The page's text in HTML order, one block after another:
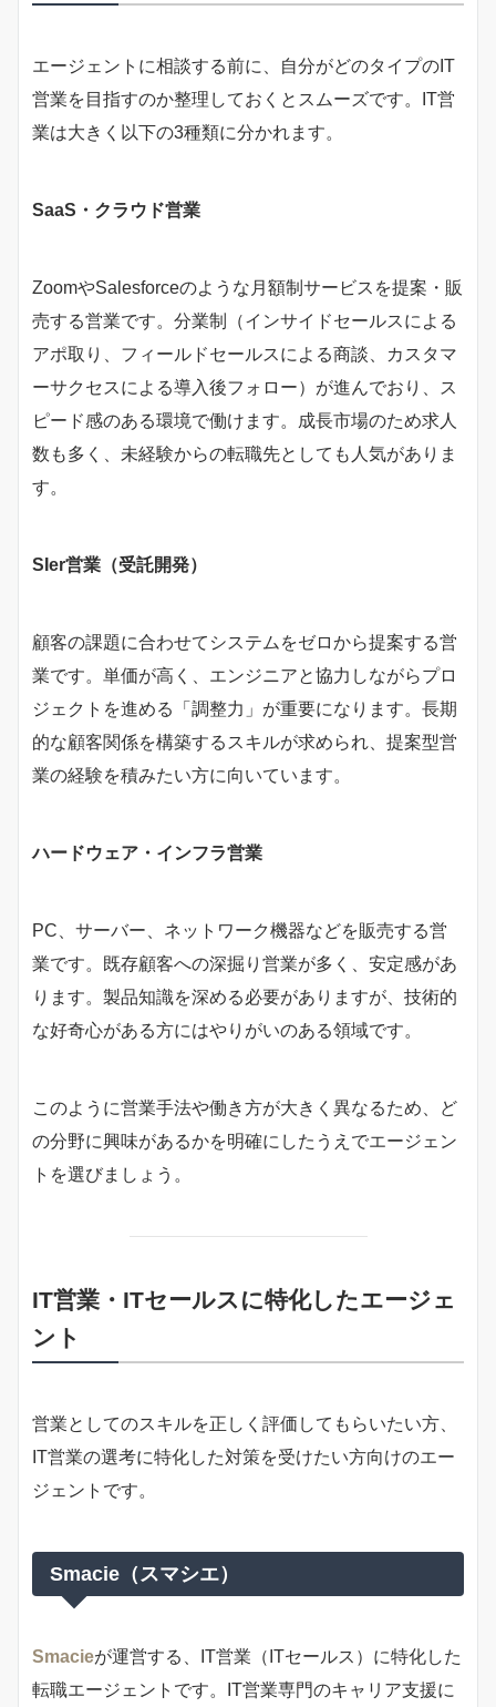
エージェントに相談する前に、自分がどのタイプのIT
営業を目指すのか整理しておくとスムーズです。IT営
業は大きく以下の3種類に分かれます。
SaaS・クラウド営業
ZoomやSalesforceのような月額制サービスを提案・販
売する営業です。分業制（インサイドセールスによる
アポ取り、フィールドセールスによる商談、カスタマ
ーサクセスによる導入後フォロー）が進んでおり、ス
ピード感のある環境で働けます。成長市場のため求人
数も多く、未経験からの転職先としても人気がありま
す。
SIer営業（受託開発）
顧客の課題に合わせてシステムをゼロから提案する営
業です。単価が高く、エンジニアと協力しながらプロ
ジェクトを進める「調整力」が重要になります。長期
的な顧客関係を構築するスキルが求められ、提案型営
業の経験を積みたい方に向いています。
ハードウェア・インフラ営業
PC、サーバー、ネットワーク機器などを販売する営
業です。既存顧客への深掘り営業が多く、安定感があ
ります。製品知識を深める必要がありますが、技術的
な好奇心がある方にはやりがいのある領域です。
このように営業手法や働き方が大きく異なるため、ど
の分野に興味があるかを明確にしたうえでエージェン
トを選びましょう。
IT営業・ITセールスに特化したエージェ
ント
営業としてのスキルを正しく評価してもらいたい方、
IT営業の選考に特化した対策を受けたい方向けのエー
ジェントです。
Smacie（スマシエ）
Smacieが運営する、IT営業（ITセールス）に特化した
転職エージェントです。IT営業専門のキャリア支援に